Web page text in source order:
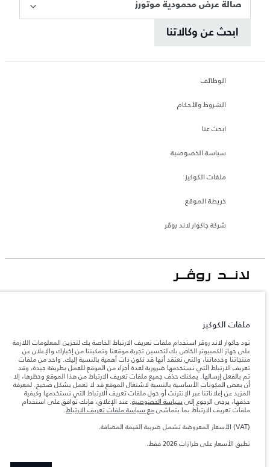
صالة عرض محمودية موتورز
ابحث عن وكالاتنا
الوظائف
الشروط والأحكام
ابحث عنا
سياسة الخصوصية
ملفات الكوكيز
خريطة الموقع
شركة جاكوار لاند روڤر
تعكس الأوزان المذكورة مواصفات السيارة القياسية. سوف تؤثر الإكسسوارات وغيرها من
والحد الأقصى لأحمال المحور عند تحميل السيارة بالإكسسوارات والركاب والسوائل والوقود
والحمولة.
المعلومات والمواصفات والأسعار والألوان المذكورة على هذا الموقع قد تختلف من بلد إلى
آخر، كما أنّها قد تتغير بدون إشعار مسبق. الرجاء التواصل مع وكيلنا المحلي للتأكد من توفّرها
والتحقق من الأسعار.
ملاحظة مهمة حول الصور والمواصفات.إن النقص العالمي في أشباه الموصلات يؤثر حاليًا
في مواصفات تصميم السيارات وتوفر الخيارات وتوقيتات التصاميم. هذا ظرف ديناميكي
للغاية، ونتيجة لذلك، قد لا تمثّل الصور المستخدَمة ضمن موقع الويب حاليًا المواصفات الحالية
بالكامل بالنسبة إلى الميزات والخيارات والحلية ومجموعات الألوان. يرجى استشارة وكيلك الذي
سيتمكّن من تأكيد أي تقييدات حالية معك للسماح لك باتخاذ قرار مدروس
يتباين استهلك الوقود الفعلي للمركبة عن ذلك المتحقق في تلك الاختبارات كما أن هذه
ملفات الكوكيز
تود جاكوار لاند روڤر استخدام ملفات تعريف الارتباط الخاصة بك لتخزين المعلومات اللازمة
على جهاز الكمبيوتر الخاص بك لتحسين تجربة موقعنا وتمكيننا من إخبارك والإعلان عن
منتجاتنا وخدماتنا، والتي نعتقد أنها قد تكون ذات أهمية بالنسبة إليك. واحد من ملفات
تعريف الارتباط التي نستخدمها ضرورية لعدة أجزاء من الموقع للعمل بطريقة جيدة، وقد
تم بالفعل إرسالها. يمكنك حذف جميع ملفات تعريف الارتباط من هذا الموقع وحظرها، إلا
أن بعض المكونات الأساسية بالنسبة لاشتغال الموقع قد لا تعمل بشكل صحيح. لمعرفة
المزيد عن إعلاناتنا عبر الإنترنت أو حول ملفات تعريف الارتباط التي نستخدمها وكيفية
حذفها، يرجى الرجوع إلى سياسة الخصوصية. عند الإغلاق، فإنك توافق على استخدام
ملفات تعريف الارتباط بما يتماشىمع سياسة ملفات تعريف الارتباط.
(VAT) الأسعار المعروضة تشمل ضريبة القيمة المضافة.
تطبق الأسعار على طرازات 2026 فقط.‎